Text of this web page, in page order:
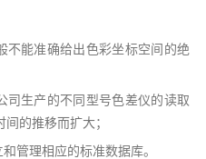
不能准确给出色彩坐标空间的绝
司生产的不同型号色差仪的读取
的推移而扩大；
管理相应的标准数据库。